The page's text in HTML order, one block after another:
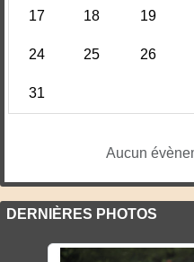
17 18 19
24 25 26
31
Aucun
DERNIÈRES PHOTOS